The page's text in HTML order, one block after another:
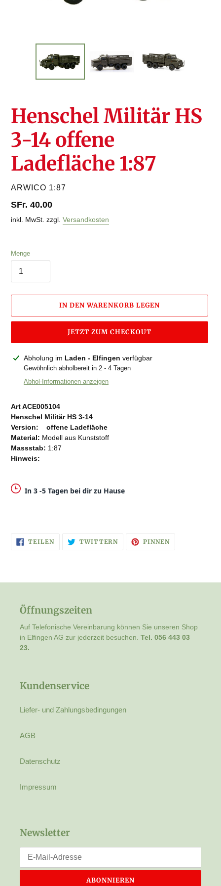
Henschel Militär HS
3-14 offene
Ladefläche 1:87
VERKÄUFER
ARWICO 1:87
Normaler
Preis
SFr. 40.00
inkl. MwSt. zzgl. Versandkosten
Menge
IN DEN WARENKORB LEGEN
JETZT ZUM CHECKOUT
ProduktAbholung im Laden - Elfingen verfügbar
Gewöhnlich abholbereit in 2 - 4 Tagen
Abhol-Informationen anzeigen
Art ACE005104
Henschel Militär HS 3-14
Version:
offene Ladefläche
Material: Modell aus Kunststoff
Massstab: 1:87
Hinweis:
In 3 -5 Tagen bei dir zu Hause
TEILENAUF
FACEBOOK
TWITTERNAUF
TWITTER
PINNENAUF
Öffnungszeiten
Auf Telefonische Vereinbarung können Sie unseren Shop
in Elfingen AG zur jederzeit besuchen. Tel. 056 443 03
23.
Kundenservice
Liefer- und Zahlungsbedingungen
AGB
Datenschutz
Impressum
Newsletter
ABONNIEREN